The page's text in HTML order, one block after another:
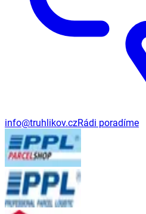
info@truhlikov.czRádi poradíme